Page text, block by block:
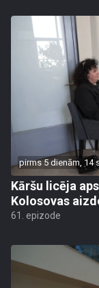
pirms 5 dienām, 14
Kāršu licēja
Kolosovas
61. epizode